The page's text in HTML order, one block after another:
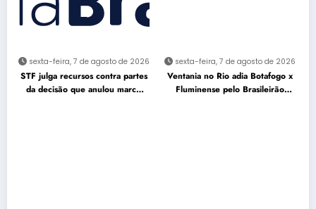
sexta-feira, 7 de agosto de 2026
STF julga recursos contra partes
da decisão que anulou marco
sexta-feira, 7 de agosto de 2026
Ventania no Rio adia Botafogo x
Fluminense pelo Brasileirão